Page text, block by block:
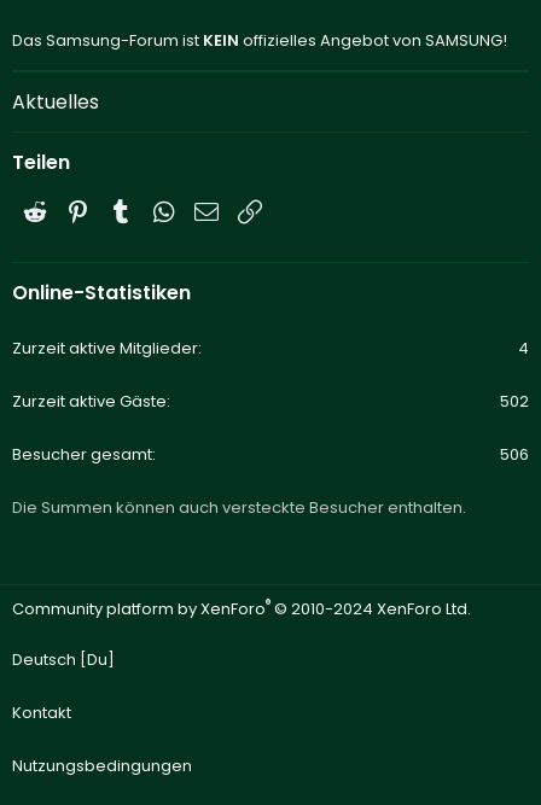
Das Samsung-Forum ist KEIN offizielles Angebot von SAMSUNG!
Aktuelles
Teilen
Reddit PinterestTumblrWhatsApp
E-Mail
Online-Statistiken
Zurzeit aktive Mitglieder 4
Zurzeit aktive Gäste 502
Besucher gesamt 506
Die Summen können auch versteckte Besucher enthalten.
Community platform by XenForo® © 2010-2024 XenForo Ltd.
Deutsch [Du]
Kontakt
Nutzungsbedingungen